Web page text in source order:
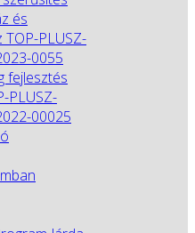
és
PLUSZ-
0055
fejlesztés
PLUSZ-
00025